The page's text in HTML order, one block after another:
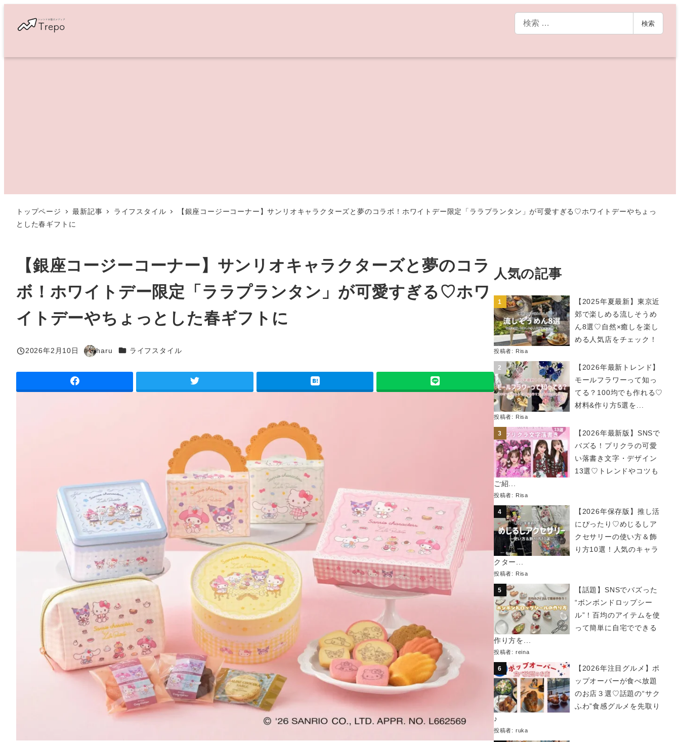
索
検索
トップページ 最新記事 ライフスタイル
【銀座コージーコーナー】サンリオキャラクターズと夢のコラボ！ホワイトデー限定「ララプランタン」が可愛すぎる♡ホワイトデーやちょっ
とした春ギフトに
【銀座コージーコーナー】サンリオキャラクターズと夢のコラ
ボ！ホワイトデー限定「ララプランタン」が可愛すぎる♡ホワ
イトデーやちょっとした春ギフトに
投稿日
2026年2月10日
著
haru カテゴリー
ライフスタイル
人気の記事
【2025年夏最新】東京近
郊で楽しめる流しそうめ
ん8選♡自然×癒しを楽し
める人気店をチェック！
投稿者: Risa
【2026年最新トレンド】
モールフラワーって知っ
てる？100均でも作れる♡
材料&作り方5選を...
投稿者: Risa
【2026年最新版】SNSで
バズる！プリクラの可愛
い落書き文字・デザイン
13選♡トレンドやコツも
ご紹...
投稿者: Risa
【2026年保存版】推し活
にぴったり♡めじるしア
クセサリーの使い方＆飾
り方10選！人気のキャラ
クター...
投稿者: Risa
【話題】SNSでバズった
“ボンボンドロップシー
ル”！百均のアイテムを使
って簡単に自宅でできる
作り方を...
投稿者: reina
【2026年注目グルメ】ポ
ップオーバーが食べ放題
のお店３選♡話題の“サク
ふわ”食感グルメを先取り
♪
投稿者: ruka